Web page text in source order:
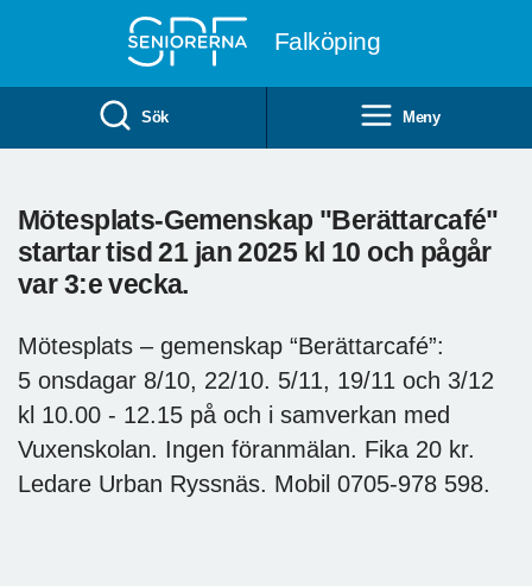
Falköping
Sök Meny
Mötesplats-Gemenskap "Berättarcafé"
startar tisd 21 jan 2025 kl 10 och pågår
var 3:e vecka.
Mötesplats – gemenskap “Berättarcafé”:
5 onsdagar 8/10, 22/10. 5/11, 19/11 och 3/12
kl 10.00 - 12.15 på och i samverkan med
Vuxenskolan. Ingen föranmälan. Fika 20 kr.
Ledare Urban Ryssnäs. Mobil 0705-978 598.